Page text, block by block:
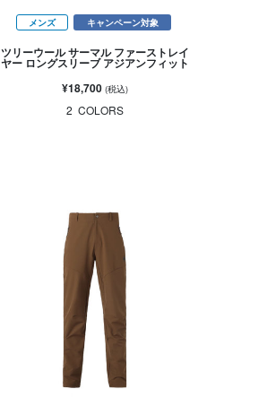
メンズ キャンペーン対象
ツリーウール サーマル ファーストレイ
ヤー ロングスリーブ アジアンフィット
¥18,700 (税込)
2 COLORS